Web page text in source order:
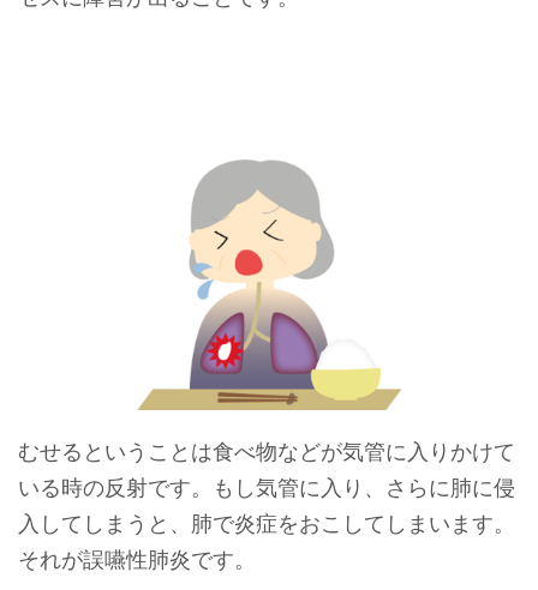
むせるということは食べ物などが気管に入りかけて
いる時の反射です。もし気管に入り、さらに肺に侵
入してしまうと、肺で炎症をおこしてしまいます。
それが誤嚥性肺炎です。